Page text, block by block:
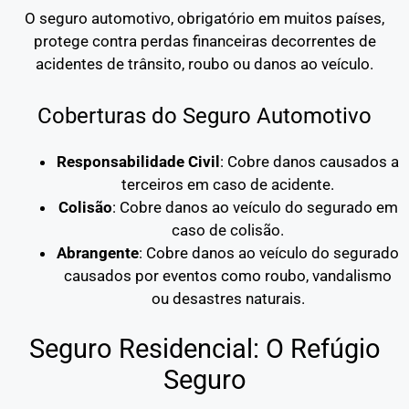
O seguro automotivo, obrigatório em muitos países,
protege contra perdas financeiras decorrentes de
acidentes de trânsito, roubo ou danos ao veículo.
Coberturas do Seguro Automotivo
Responsabilidade Civil: Cobre danos causados a
terceiros em caso de acidente.
Colisão: Cobre danos ao veículo do segurado em
caso de colisão.
Abrangente: Cobre danos ao veículo do segurado
causados por eventos como roubo, vandalismo
ou desastres naturais.
Seguro Residencial: O Refúgio
Seguro